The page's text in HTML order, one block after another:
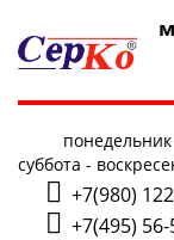
суббота -
+7(980)
+7(495)